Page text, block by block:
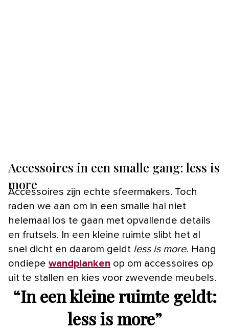
Accessoires in een smalle gang: less is
more
Accessoires zijn echte sfeermakers. Toch
raden we aan om in een smalle hal niet
helemaal los te gaan met opvallende details
en frutsels. In een kleine ruimte slibt het al
snel dicht en daarom geldt less is more. Hang
ondiepe wandplanken op om accessoires op
uit te stallen en kies voor zwevende meubels.
“In een kleine ruimte geldt:
less is more”